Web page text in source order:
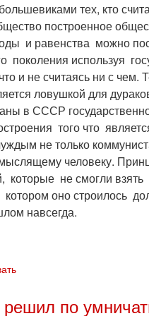
тех, кто
построенное
и равенства можно
поколения используя
и не считаясь ни с чем.
ловушкой для
в СССР
того что
не только
человеку.
которые не смогли взять
оно строилось
навсегда.
по